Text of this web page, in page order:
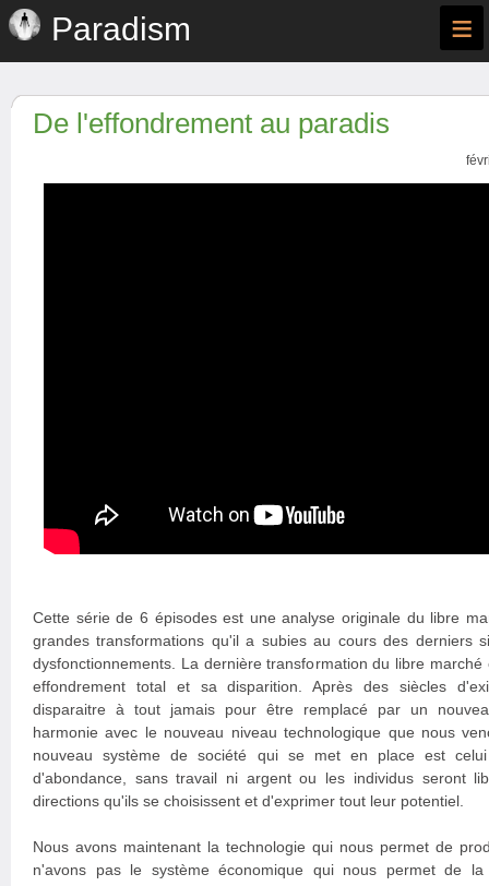
Paradism ≡
De l'effondrement au paradis
Cette série de 6 épisodes est une analyse originale du libre
grandes transformations qu'il a subies au cours des derniers
dysfonctionnements. La dernière transformation du libre
effondrement total et sa disparition. Après des siècles
disparaitre à tout jamais pour être remplacé par un
harmonie avec le nouveau niveau technologique que nous
nouveau système de société qui se met en place est
d'abondance, sans travail ni argent ou les individus seront
directions qu'ils se choisissent et d'exprimer tout leur potentiel.
Nous avons maintenant la technologie qui nous permet de
n'avons pas le système économique qui nous permet de la